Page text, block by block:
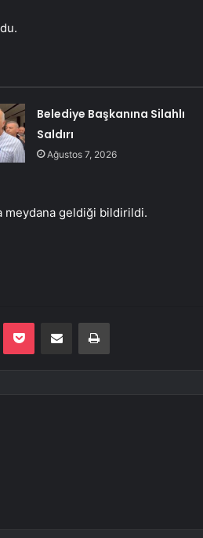
Belediye Başkanına Silahlı
Saldırı
Ağustos 7, 2026
meydana geldiği bildirildi.
Pocket E-Posta ile paylaş Yazdır